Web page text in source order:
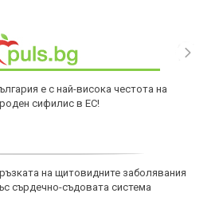
е с най-висока честота на
сифилис в ЕС!
на щитовидните заболявания
сърдечно-съдовата система